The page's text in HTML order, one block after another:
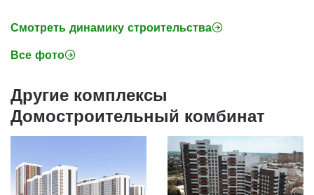
Смотреть динамику строительства
Все фото
Другие комплексы
Домостроительный комбинат